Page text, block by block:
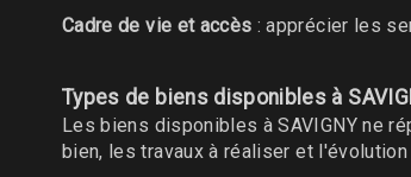
Cadre de vie et accès : apprécier les
Types de biens disponibles à
Les biens disponibles à SAVIGNY ne
bien, les travaux à réaliser et